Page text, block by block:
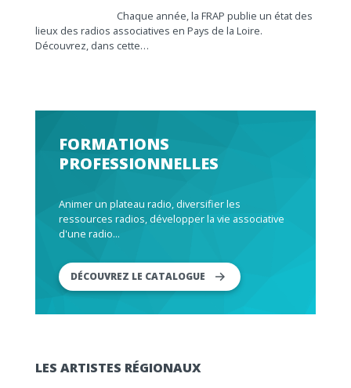
Chaque année, la FRAP publie un état des
lieux des radios associatives en Pays de la Loire.
Découvrez, dans cette…
FORMATIONS
PROFESSIONNELLES
Animer un plateau radio, diversifier les
ressources radios, développer la vie associative
d'une radio...
DÉCOUVREZ LE CATALOGUE
LES ARTISTES RÉGIONAUX